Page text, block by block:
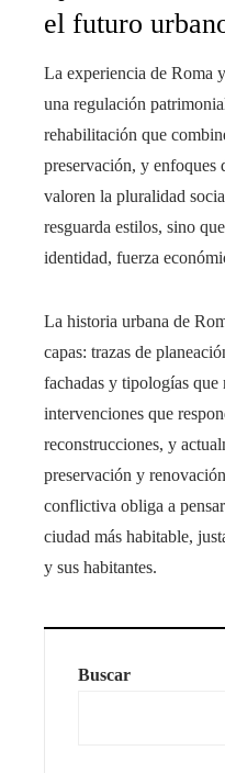
el futuro
La experiencia de Roma
una regulación
rehabilitación que
preservación, y enfoques
valoren la pluralidad
resguarda estilos, sino
identidad, fuerza
La historia urbana de
capas: trazas de
fachadas y tipologías que
intervenciones que
reconstrucciones, y
preservación y
conflictiva obliga a
ciudad más habitable,
y sus habitantes.
Buscar